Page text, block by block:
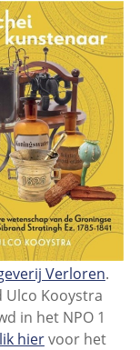
Verloren.
Kooystra
in het NPO 1
hiervoor het